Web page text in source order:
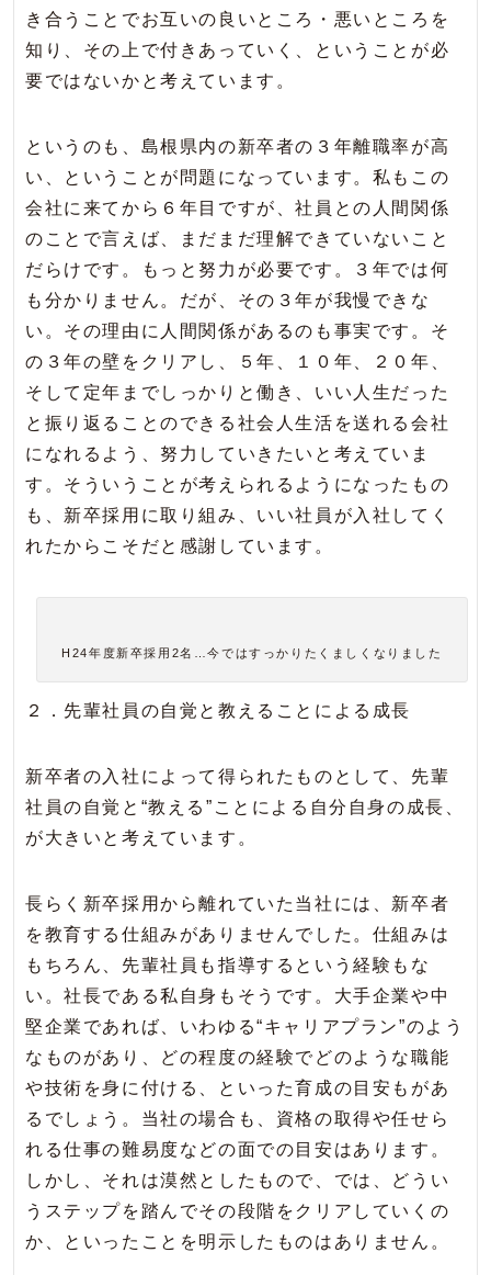
き合うことでお互いの良いところ・悪いところを
知り、その上で付きあっていく、ということが必
要ではないかと考えています。
というのも、島根県内の新卒者の３年離職率が高
い、ということが問題になっています。私もこの
会社に来てから６年目ですが、社員との人間関係
のことで言えば、まだまだ理解できていないこと
だらけです。もっと努力が必要です。３年では何
も分かりません。だが、その３年が我慢できな
い。その理由に人間関係があるのも事実です。そ
の３年の壁をクリアし、５年、１０年、２０年、
そして定年までしっかりと働き、いい人生だった
と振り返ることのできる社会人生活を送れる会社
になれるよう、努力していきたいと考えていま
す。そういうことが考えられるようになったもの
も、新卒採用に取り組み、いい社員が入社してく
れたからこそだと感謝しています。
H24年度新卒採用2名…今ではすっかりたくましくなりました
２．先輩社員の自覚と教えることによる成長
新卒者の入社によって得られたものとして、先輩
社員の自覚と“教える”ことによる自分自身の成長、
が大きいと考えています。
長らく新卒採用から離れていた当社には、新卒者
を教育する仕組みがありませんでした。仕組みは
もちろん、先輩社員も指導するという経験もな
い。社長である私自身もそうです。大手企業や中
堅企業であれば、いわゆる“キャリアプラン”のよう
なものがあり、どの程度の経験でどのような職能
や技術を身に付ける、といった育成の目安もがあ
るでしょう。当社の場合も、資格の取得や任せら
れる仕事の難易度などの面での目安はあります。
しかし、それは漠然としたもので、では、どうい
うステップを踏んでその段階をクリアしていくの
か、といったことを明示したものはありません。